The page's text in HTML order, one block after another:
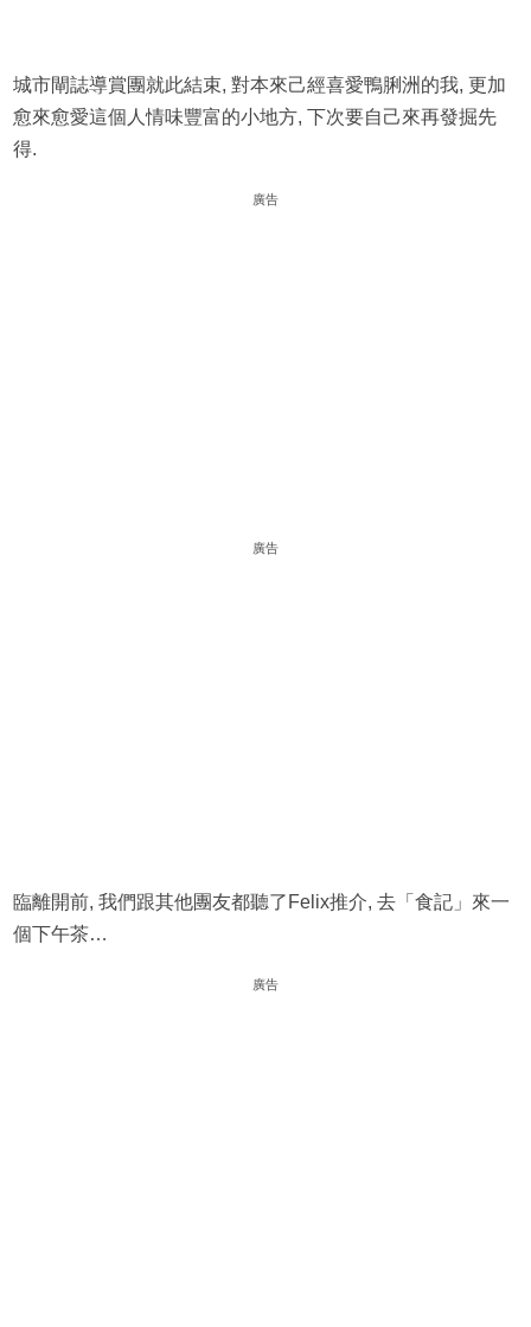
城市閘誌導賞團就此結束, 對本來己經喜愛鴨脷洲的我, 更加
愈來愈愛這個人情味豐富的小地方, 下次要自己來再發掘先
得.
廣告
廣告
臨離開前, 我們跟其他團友都聽了Felix推介, 去「食記」來一
個下午茶…
廣告